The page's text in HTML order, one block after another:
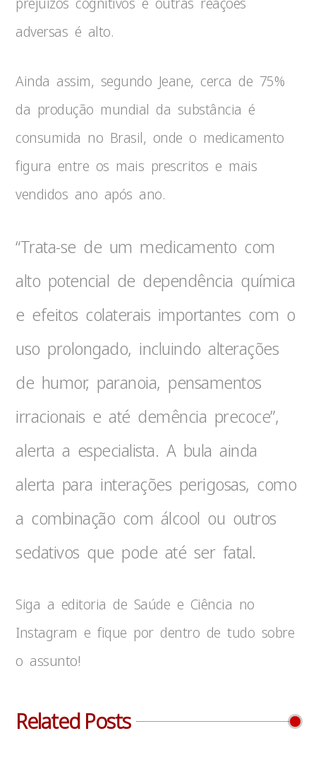
adversas é alto.
Ainda assim, segundo Jeane, cerca de 75%
da produção mundial da substância é
consumida no Brasil, onde o medicamento
figura entre os mais prescritos e mais
vendidos ano após ano.
“Trata-se de um medicamento com
alto potencial de dependência química
e efeitos colaterais importantes com o
uso prolongado, incluindo alterações
de humor, paranoia, pensamentos
irracionais e até demência precoce”,
alerta a especialista. A bula ainda
alerta para interações perigosas, como
a combinação com álcool ou outros
sedativos que pode até ser fatal.
Siga a editoria de Saúde e Ciência no
Instagram e fique por dentro de tudo sobre
o assunto!
Related Posts